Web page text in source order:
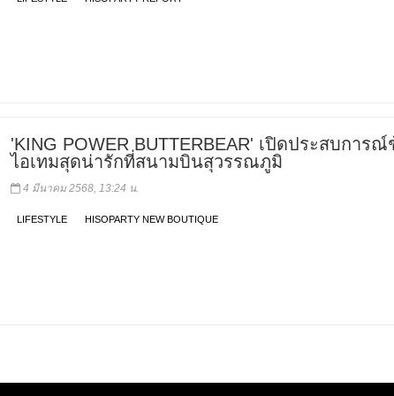
'KING POWER BUTTERBEAR' เปิดประสบการ
ไอเทมสุดน่ารักที่สนามบินสุวรรณภูมิ
4 มีนาคม 2568, 13:24 น.
LIFESTYLE HISOPARTY NEW BOUTIQUE